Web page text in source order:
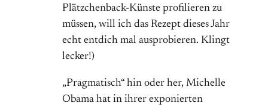
Plätzchenback-Künste profilieren zu
müssen, will ich das Rezept dieses Jahr
echt entdich mal ausprobieren. Klingt
lecker!)
„Pragmatisch“ hin oder her, Michelle
Obama hat in ihrer exponierten